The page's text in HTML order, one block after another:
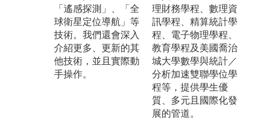
「遙感探測」、「全
球衛星定位導航」等
技術。我們還會深入
介紹更多、更新的其
他技術，並且實際動
手操作。
理財務學程、數理資
訊學程、精算統計學
程、電子物理學程、
教育學程及美國喬治
城大學數學與統計／
分析加速雙聯學位學
程等，提供學生優
質、多元且國際化發
展的管道。